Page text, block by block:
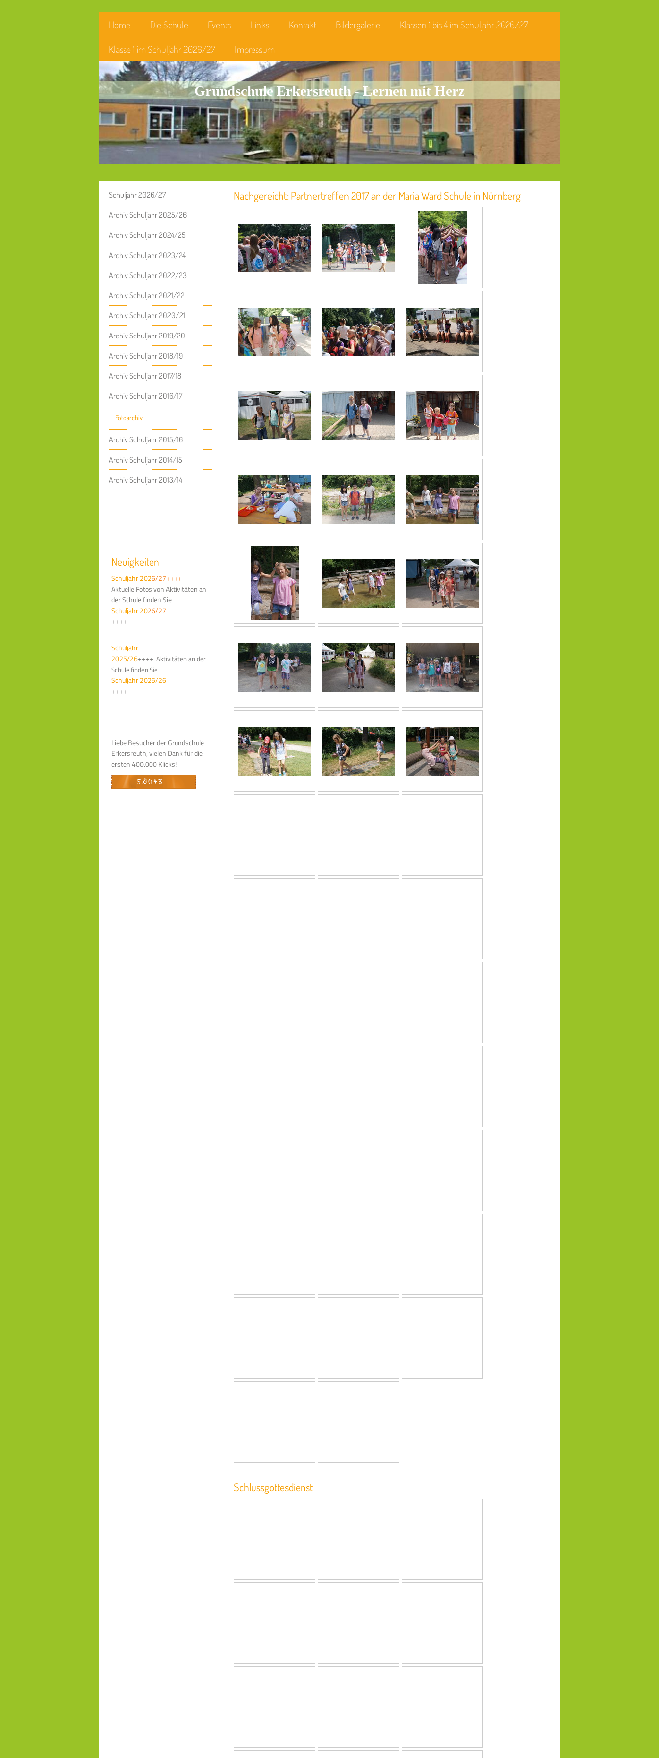
Home Die Schule Events Links Kontakt Bildergalerie
Klassen 1 bis 4 im Schuljahr 2026/27
Klasse 1 im Schuljahr 2026/27
Impressum
Grundschule Erkersreuth - Lernen mit Herz
Schuljahr 2026/27
Archiv Schuljahr 2025/26
Archiv Schuljahr 2024/25
Archiv Schuljahr 2023/24
Archiv Schuljahr 2022/23
Archiv Schuljahr 2021/22
Archiv Schuljahr 2020/21
Archiv Schuljahr 2019/20
Archiv Schuljahr 2018/19
Archiv Schuljahr 2017/18
Archiv Schuljahr 2016/17
Fotoarchiv
Archiv Schuljahr 2015/16
Archiv Schuljahr 2014/15
Archiv Schuljahr 2013/14
Neuigkeiten
Schuljahr 2026/27++++
Aktuelle Fotos von Aktivitäten an
der Schule finden Sie
Schuljahr 2026/27
++++
Schuljahr
2025/26++++ Aktivitäten an der
Schule finden Sie
Schuljahr 2025/26
++++
Liebe Besucher der Grundschule
Erkersreuth, vielen Dank für die
ersten 400.000 Klicks!
Nachgereicht: Partnertreffen 2017 an der Maria Ward Schule in Nürnberg
Schlussgottesdienst